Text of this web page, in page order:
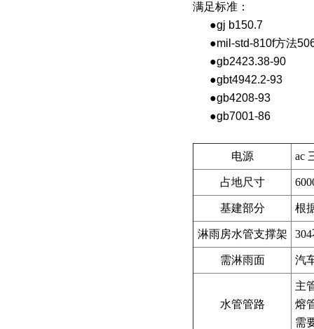
满足标准：
●gj b150.7
●mil-std-810f方法
●gb2423.38-90
●gbt4942.2-93
●gb4208-93
●gb7001-86
电源 ac
占地尺寸
基建部分 根
淋雨房水管支撑架
需淋雨面 汽
水管管路
主
熔
需